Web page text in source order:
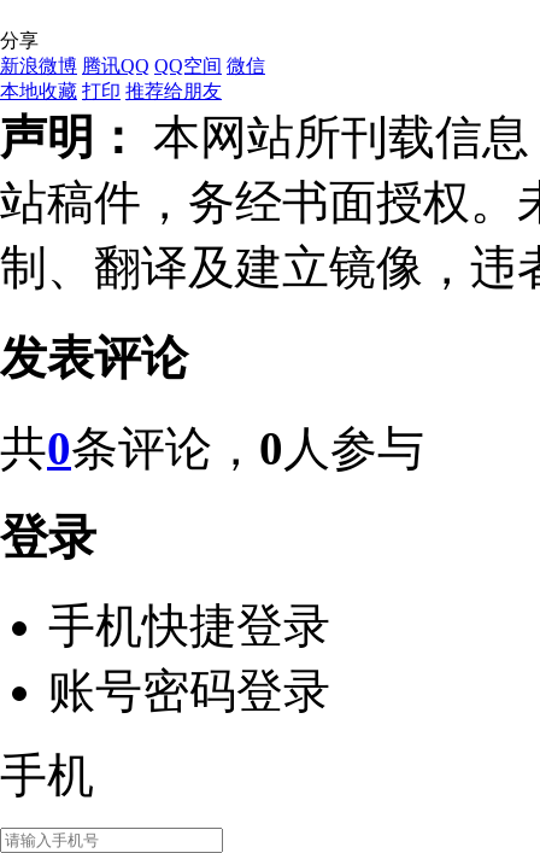
分享
新浪微博 腾讯QQ QQ空间 微信
本地收藏 打印 推荐给朋友
声明： 本网站所刊载信
站稿件，务经书面授权。
制、翻译及建立镜像，违
发表评论
共0条评论， 0 人参与
登录
手机快捷登录
账号密码登录
手机